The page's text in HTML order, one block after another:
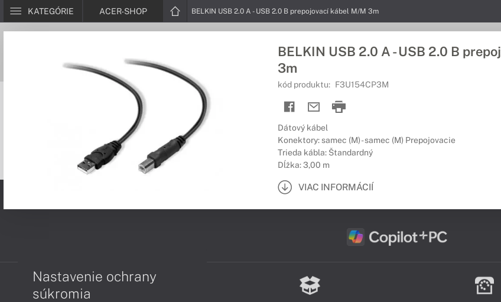
KATEGÓRIE ACER-SHOP BELKIN USB 2.0 A - USB 2.0 B prepojovací kábel M/M 3m
BELKIN USB 2.0 A - USB 2.0 B
3m
kód produktu: F3U154CP3M
Dátový kábel
Konektory: samec (M) - samec (M) Prepojovacie
Trieda kábla: Štandardný
Dĺžka: 3,00 m
VIAC INFORMÁCIÍ
Nastavenie ochrany
súkromia